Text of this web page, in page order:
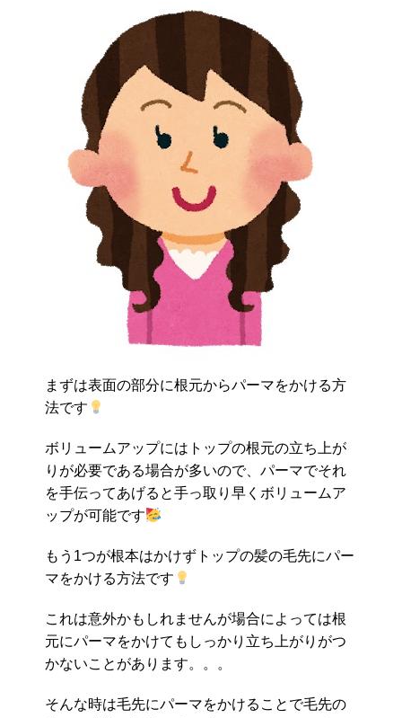
まずは表面の部分に根元からパーマをかける方
法です
ボリュームアップにはトップの根元の立ち上が
りが必要である場合が多いので、パーマでそれ
を手伝ってあげると手っ取り早くボリュームア
ップが可能です
もう1つが根本はかけずトップの髪の毛先にパー
マをかける方法です
これは意外かもしれませんが場合によっては根
元にパーマをかけてもしっかり立ち上がりがつ
かないことがあります。。。
そんな時は毛先にパーマをかけることで毛先の